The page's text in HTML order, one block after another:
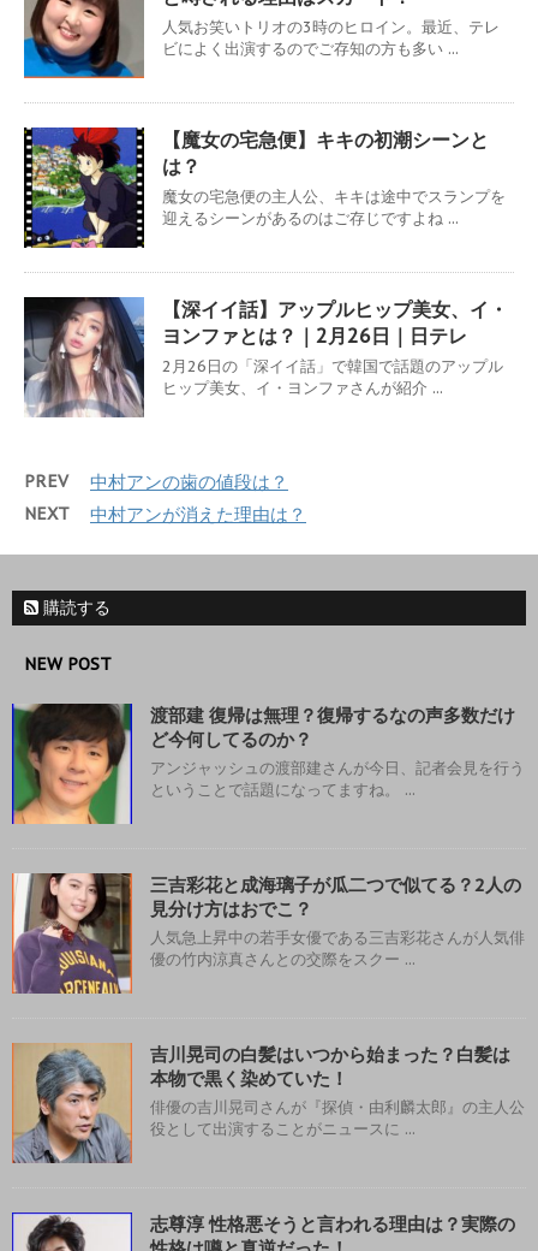
人気お笑いトリオの3時のヒロイン。最近、テレ
ビによく出演するのでご存知の方も多い ...
【魔女の宅急便】キキの初潮シーンと
は？
魔女の宅急便の主人公、キキは途中でスランプを
迎えるシーンがあるのはご存じですよね ...
【深イイ話】アップルヒップ美女、イ・
ヨンファとは？｜2月26日｜日テレ
2月26日の「深イイ話」で韓国で話題のアップル
ヒップ美女、イ・ヨンファさんが紹介 ...
PREV 中村アンの歯の値段は？
NEXT 中村アンが消えた理由は？
購読する
NEW POST
渡部建 復帰は無理？復帰するなの声多数だけ
ど今何してるのか？
アンジャッシュの渡部建さんが今日、記者会見を行う
ということで話題になってますね。 ...
三吉彩花と成海璃子が瓜二つで似てる？2人の
見分け方はおでこ？
人気急上昇中の若手女優である三吉彩花さんが人気俳
優の竹内涼真さんとの交際をスクー ...
吉川晃司の白髪はいつから始まった？白髪は
本物で黒く染めていた！
俳優の吉川晃司さんが『探偵・由利麟太郎』の主人公
役として出演することがニュースに ...
志尊淳 性格悪そうと言われる理由は？実際の